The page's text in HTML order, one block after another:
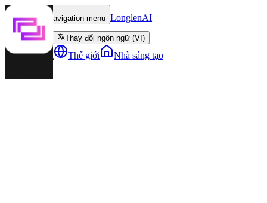
Toggle navigation menu LonglenAI
Thay đổi ngôn ngữ (VI)
Nhân vật Thế giới Nhà sáng tạo